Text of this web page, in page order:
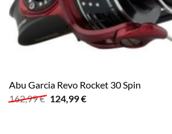
Abu Garcia Revo Rocket 30 Spin
162,99€ Ursprünglicher
Preis
124,99€Aktueller